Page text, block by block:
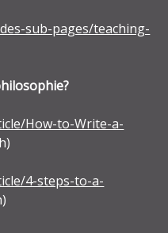
sub-pages/teaching-
How-to-Write-a-
4-steps-to-a-